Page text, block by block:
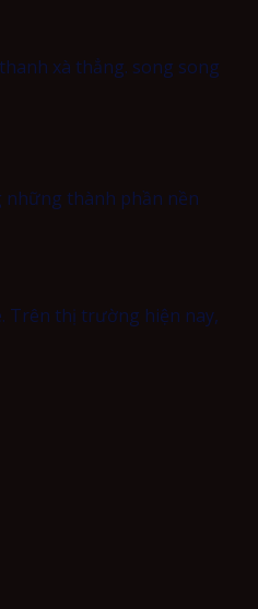
xà thẳng. song song
những thành phần nền
Trên thị trường hiện nay,